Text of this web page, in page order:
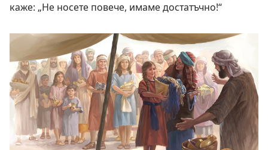
каже: „Не носете повече, имаме достатъчно!“